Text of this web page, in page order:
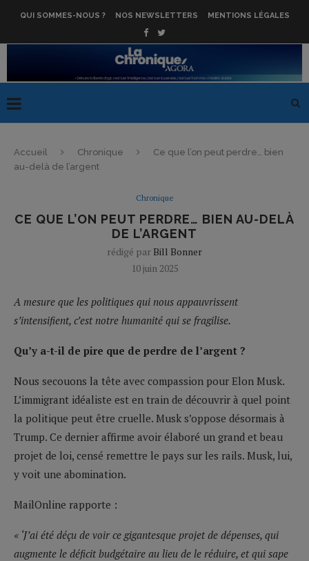
QUI SOMMES-NOUS ? NOS NEWSLETTERS MENTIONS LÉGALES
Accueil Chronique
Ce que l’on peut perdre… bien
au-delà de l’argent
Chronique
CE QUE L’ON PEUT PERDRE… BIEN AU-DELÀ
DE L’ARGENT
rédigé par Bill Bonner
10 juin 2025
A mesure que les politiques qui nous appauvrissent
s’intensifient, c’est notre humanité qui se fragilise.
Qu’y a-t-il de pire que de perdre de l’argent ?
Nous secouons la tête avec compassion pour Elon Musk.
L’immigrant idéaliste est en train de découvrir à quel point
la politique peut être cruelle. Musk s’oppose désormais à
Trump. Ce dernier affirme avoir élaboré un grand et beau
projet de loi, censé remettre le pays sur les rails. Musk, lui,
y voit une abomination.
MailOnline rapporte :
« ‘J’ai été déçu de voir ce gigantesque projet de dépenses, qui
augmente le déficit budgétaire au lieu de le réduire, et qui sape